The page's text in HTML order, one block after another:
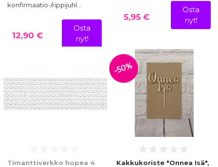
konfirmaatio-/rippijuhl…
12,90 €
Osta
nyt!
5,95 €
Osta
nyt!
Timanttiverkko hopea 4
-50%
Kakkukoriste "Onnea Isä",